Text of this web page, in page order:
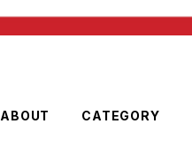
ABOUT CATEGORY